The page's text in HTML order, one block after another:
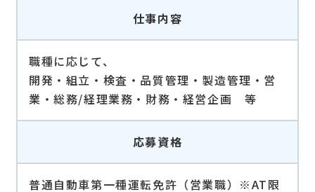
仕事内容
職種に応じて、
開発・組立・検査・品質管理・製造管理・営
業・総務/経理業務・財務・経営企画 等
応募資格
普通自動車第一種運転免許（営業職）※AT限